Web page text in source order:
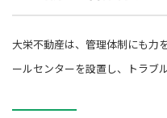
大栄不動産は、管理体制にも力
ールセンターを設置し、トラブ